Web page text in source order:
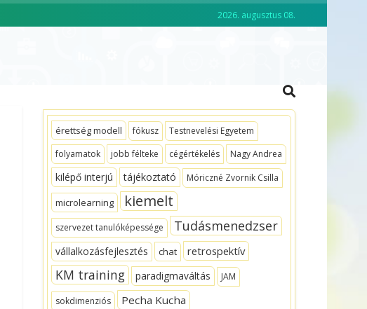
2026. augusztus 08.
VEZETŐKÉPZÉS
érettség modell fókusz
Testnevelési Egyetem
folyamatok
jobb félteke cégértékelés Nagy Andrea
kilépő interjú tájékoztató Móriczné Zvornik Csilla
microlearning kiemelt
szervezet tanulóképessége Tudásmenedzser
vállalkozásfejlesztés chat retrospektív
KM training paradigmaváltás JAM
sokdimenziós Pecha Kucha